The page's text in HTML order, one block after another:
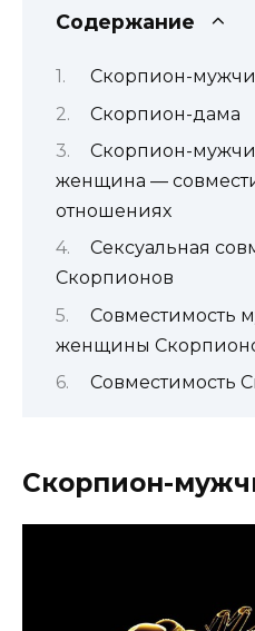
Содержание
Скорпион-
Скорпион-дама
Скорпион-
женщина —
отношениях
Сексуальная
Скорпионов
Совместимость
женщины
Совместимость
Скорпион-